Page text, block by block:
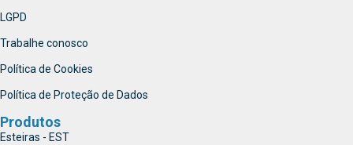
LGPD
Trabalhe conosco
Política de Cookies
Política de Proteção de Dados
Produtos
Esteiras - EST